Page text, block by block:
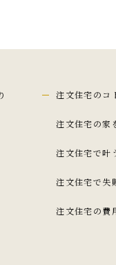
注文住宅のコ
注文住宅の家
注文住宅で叶
注文住宅で失
注文住宅の費